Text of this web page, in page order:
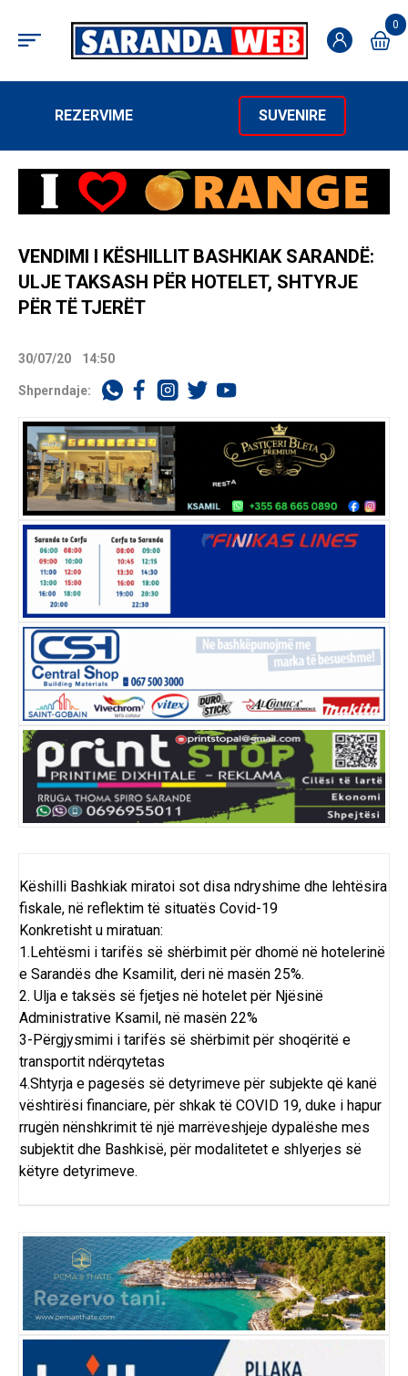
0
REZERVIME SUVENIRE
VENDIMI I KËSHILLIT BASHKIAK SARANDË:
ULJE TAKSASH PËR HOTELET, SHTYRJE
PËR TË TJERËT
30/07/20 14:50
Shperndaje:
Këshilli Bashkiak miratoi sot disa ndryshime dhe lehtësira
fiskale, në reflektim të situatës Covid-19
Konkretisht u miratuan:
1.Lehtësmi i tarifës së shërbimit për dhomë në hotelerinë
e Sarandës dhe Ksamilit, deri në masën 25%.
2. Ulja e taksës së fjetjes në hotelet për Njësinë
Administrative Ksamil, në masën 22%
3-Përgjysmimi i tarifës së shërbimit për shoqëritë e
transportit ndërqytetas
4.Shtyrja e pagesës së detyrimeve për subjekte që kanë
vështirësi financiare, për shkak të COVID 19, duke i hapur
rrugën nënshkrimit të një marrëveshjeje dypalëshe mes
subjektit dhe Bashkisë, për modalitetet e shlyerjes së
këtyre detyrimeve.